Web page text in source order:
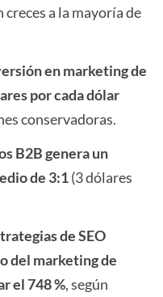
creces a la mayoría de
en marketing de
por cada dólar
conservadoras.
B2B genera un
de 3:1(3 dólares
de SEO
del marketing de
el 748 %, según